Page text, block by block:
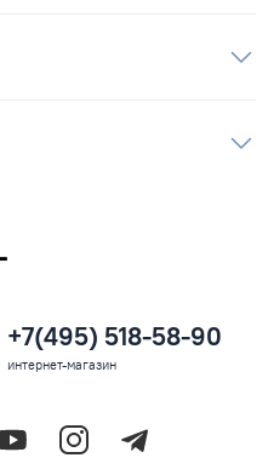
+7(495) 518-58-90
интернет-магазин